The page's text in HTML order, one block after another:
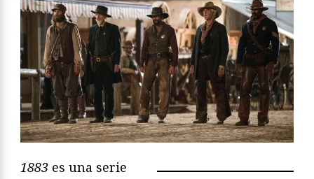
1883 es una serie